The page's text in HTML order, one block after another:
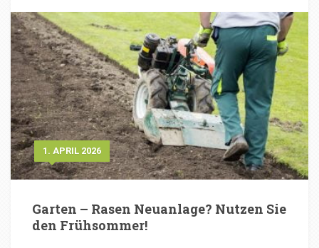
1. APRIL 2026
Garten – Rasen Neuanlage? Nutzen Sie
den Frühsommer!